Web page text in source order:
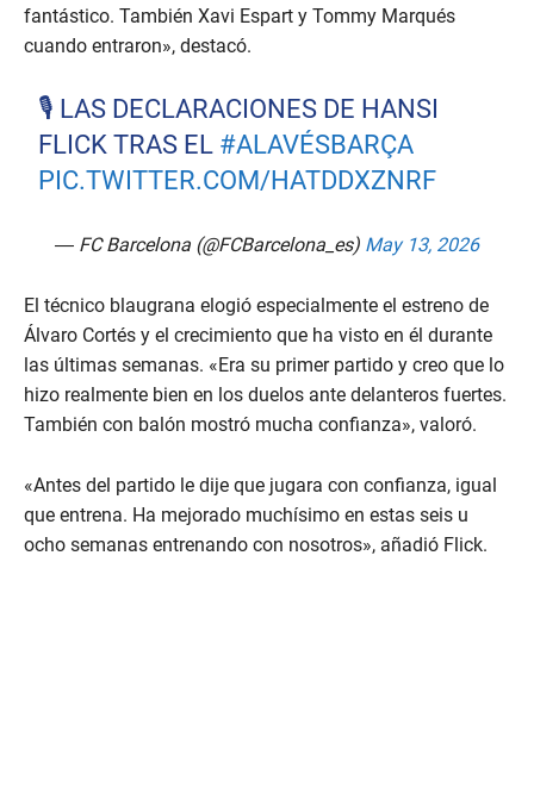
fantástico. También Xavi Espart y Tommy Marqués
cuando entraron», destacó.
🎙️ LAS DECLARACIONES DE HANSI
FLICK TRAS EL #ALAVÉSBARÇA
PIC.TWITTER.COM/HATDDXZNRF
— FC Barcelona (@FCBarcelona_es) May 13, 2026
El técnico blaugrana elogió especialmente el estreno de
Álvaro Cortés y el crecimiento que ha visto en él durante
las últimas semanas. «Era su primer partido y creo que lo
hizo realmente bien en los duelos ante delanteros fuertes.
También con balón mostró mucha confianza», valoró.
«Antes del partido le dije que jugara con confianza, igual
que entrena. Ha mejorado muchísimo en estas seis u
ocho semanas entrenando con nosotros», añadió Flick.